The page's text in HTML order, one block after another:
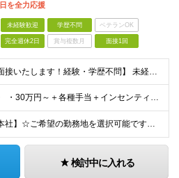
日を全力応援
未経験歓迎 学歴不問 ベテランOK
完全週休2日 賞与複数月 面接1回
【全員面接いたします！経験・学歴不問】 未経験から稼ぎたい人＜第二新卒・社会人デビュー歓迎＞ ☆職種・業種未経験歓迎！未経験から稼げる環境です。 ◇人柄・意欲重視の選考！◇ 面接はお互いのことを知
【月給】 ・30万円～＋各種手当＋インセンティブ ・試用期間(6ヶ月) ※固定残業代は、時間外労働の有無に関わらず月34時間分を月5.6万円支給 ※上記を超える時間外労働分は追加で支給 ※試用期間中の
【東京本社】☆ご希望の勤務地を選択可能です！U・Iターン歓迎 〒171-0021 東京都豊島区西池袋２丁目３９－８ ■新宿営業所 「新宿御苑前駅」より徒歩5分、「新宿三丁目駅」より徒歩8分 東京都新
検討中に入れる